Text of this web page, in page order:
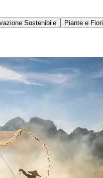
Sostenibile Piante e Fiori